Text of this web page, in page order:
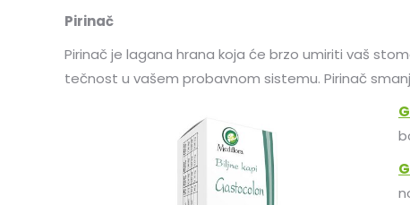
Pirinač
Pirinač je lagana hrana koja će brzo umiriti vaš
tečnost u vašem probavnom sistemu. Pirinač